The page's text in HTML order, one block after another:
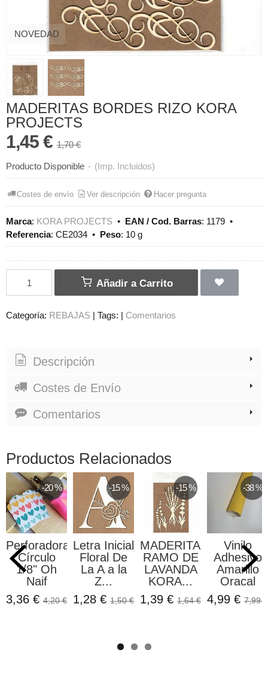
NOVEDAD
MADERITAS BORDES RIZO KORA
PROJECTS
1,45 € 1,70 €
Producto Disponible - (Imp. Incluidos)
Costes de envío Ver descripción Hacer pregunta
Marca: KORA PROJECTS • EAN / Cod. Barras: 1179 •
Referencia: CE2034 • Peso: 10 g
Añadir a Carrito
Categoría: REBAJAS | Tags: | Comentarios
Descripción
Costes de Envío
Comentarios
Productos Relacionados
-20 %
Perforadora
Círculo
1/8" Oh
Naif
3,36 € 4,20 €
-15 %
Letra Inicial
Floral De
La A a la
Z...
1,28 € 1,50 €
-15 %
MADERITAS
RAMO DE
LAVANDA
KORA...
1,39 € 1,64 €
-38 %
Vinilo
Adhesivo
Amarillo
Oracal
4,99 € 7,99 €